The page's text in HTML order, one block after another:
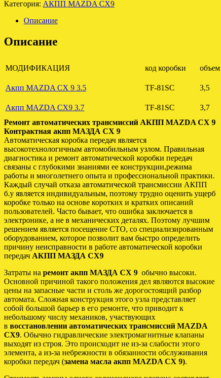
Категория: АКПП MAZDA CX9
Описание
Описание
МОДИФИКАЦИЯ код коробки объем
Акпп MAZDA CX 9 3.5 TF-81SC 3,5
Акпп MAZDA CX9 3.7 TF-81SC
3,7
Ремонт автоматических трансмиссий АКПП MAZDA CX 9
Контрактная акпп МАЗДА СХ 9
Автоматическая коробка передач является
высокотехнологичным автомобильным узлом. Правильная
диагностика и ремонт автоматической коробки передач
связаны с глубокими знаниями ее конструкции,режима
работы и многолетнего опыта и профессиональной практики.
Каждый случай отказа автоматической трансмиссии АКПП
б.у является индивидуальным, поэтому трудно оценить ущерб
коробке только на основе коротких и кратких описаний
пользователей. Часто бывает, что ошибка заключается в
электронике, а не в механических деталях. Поэтому лучшим
решением является посещение СТО, со специализированным
оборудованием, которое позволит вам быстро определить
причину неисправности в работе автоматической коробки
передач АКПП МАЗДА СХ9
Затраты на ремонт акпп МАЗДА СХ 9 обычно высоки.
Основной причиной такого положения дел являются высокие
цены на запасные части и столь же дорогостоящий разбор
автомата. Сложная конструкция этого узла представляет
собой большой барьер в его ремонте, что приводит к
небольшому числу механиков, участвующих
в восстановлении автоматических трансмиссий MAZDA
CX9. Обычно гидравлические электромагнитные клапаны
выходят из строя. Это происходит не из-за слабости этого
элемента, а из-за небрежности в обязанности обслуживания
коробки передач (замена масла акпп MAZDA CX 9).